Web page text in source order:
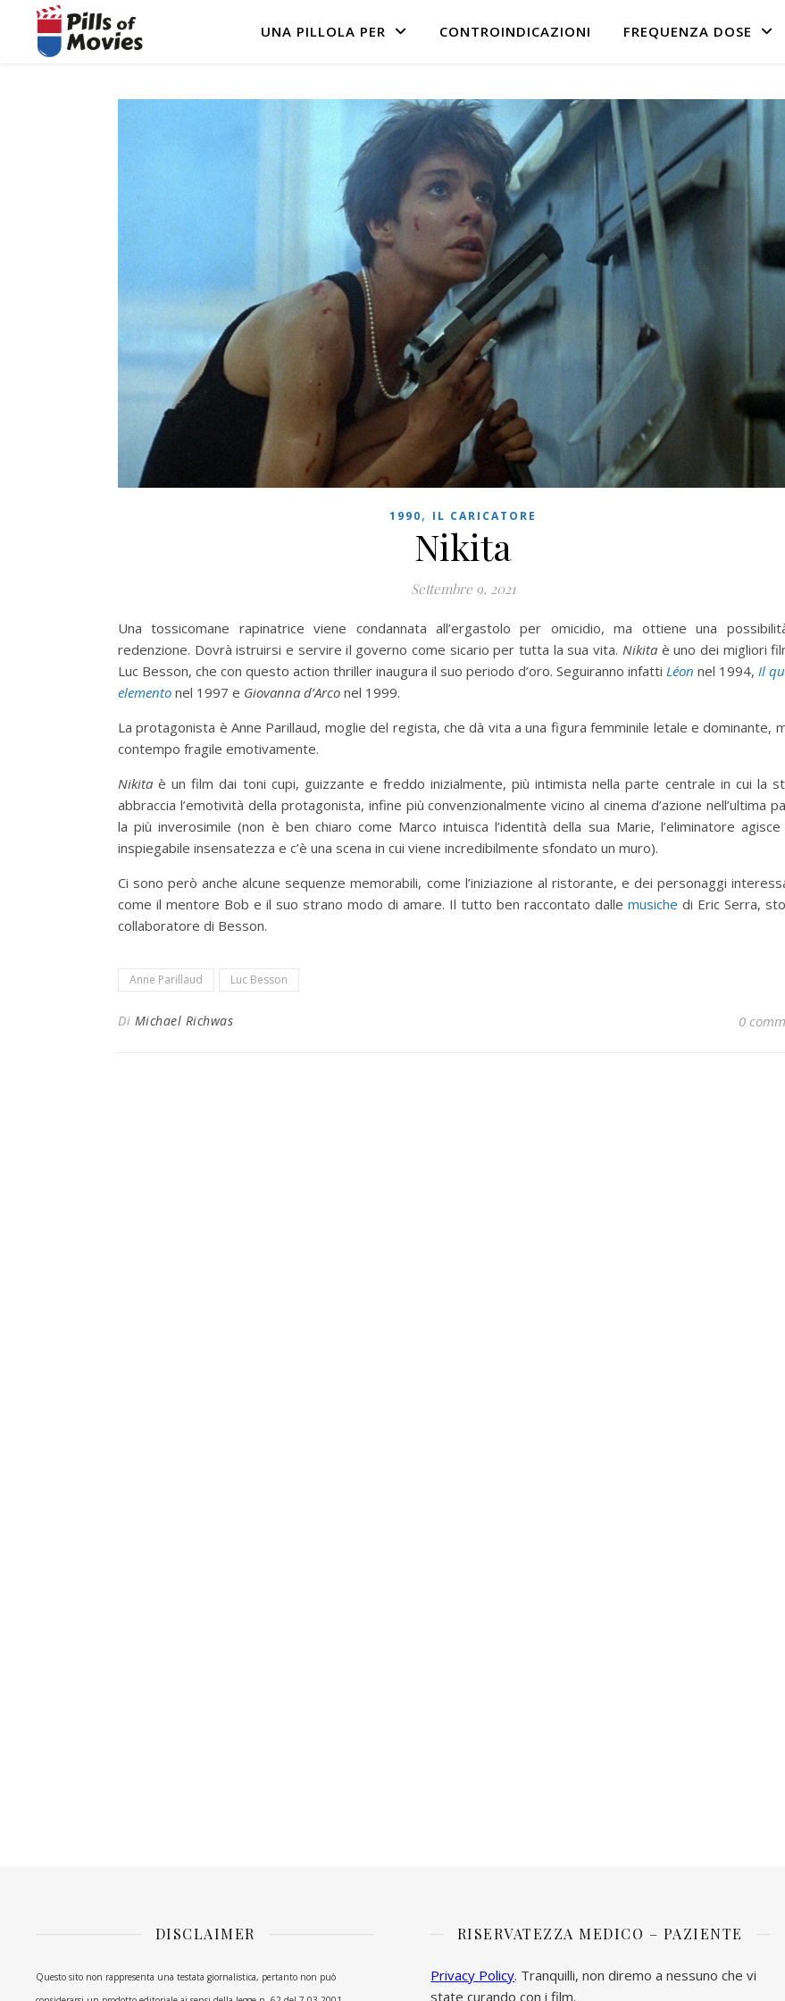
UNA PILLOLA PER CONTROINDICAZIONI FREQUENZA DOSE
1990, IL CARICATORE
Nikita
Settembre 9, 2021
Una tossicomane rapinatrice viene condannata all’ergastolo per omicidio, ma ottiene una
redenzione. Dovrà istruirsi e servire il governo come sicario per tutta la sua vita. Nikitaè uno dei migliori
Luc Besson, che con questo action thriller inaugura il suo periodo d’oro. Seguiranno infatti Léon nel 1994, Il
elemento nel 1997 e Giovanna d’Arco nel 1999.
La protagonista è Anne Parillaud, moglie del regista, che dà vita a una figura femminile letale e dominante,
contempo fragile emotivamente.
Nikitaè un film dai toni cupi, guizzante e freddo inizialmente, più intimista nella parte centrale in cui la
abbraccia l’emotività della protagonista, infine più convenzionalmente vicino al cinema d’azione nell’ultima
la più inverosimile (non è ben chiaro come Marco intuisca l’identità della sua Marie, l’eliminatore agisce
inspiegabile insensatezza e c’è una scena in cui viene incredibilmente sfondato un muro).
Ci sono però anche alcune sequenze memorabili, come l’iniziazione al ristorante, e dei personaggi
come il mentore Bob e il suo strano modo di amare. Il tutto ben raccontato dalle musiche di Eric Serra,
collaboratore di Besson.
Anne Parillaud Luc Besson
Di Michael Richwas 0
DISCLAIMER
Questo sito non rappresenta una testata giornalistica, pertanto non può
RISERVATEZZA MEDICO – PAZIENTE
Privacy Policy. Tranquilli, non diremo a nessuno che vi
state curando con i film.